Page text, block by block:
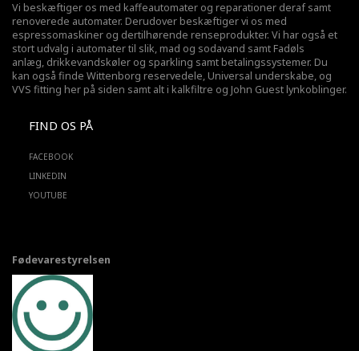
Vi beskæftiger os med kaffeautomater og reparationer deraf samt
renoverede automater. Derudover beskæftiger vi os med
espressomaskiner og dertilhørende renseprodukter. Vi har også et
stort udvalg i automater til slik, mad og sodavand samt Fadøls
anlæg, drikkevandskøler og sparkling samt betalingssystemer. Du
kan også finde Wittenborg reservedele, Universal underskabe, og
VVS fitting her på siden samt alt i kalkfiltre og John Guest lynkoblinger.
FIND OS PÅ
FACEBOOK
LINKEDIN
YOUTUBE
Fødevarestyrelsen